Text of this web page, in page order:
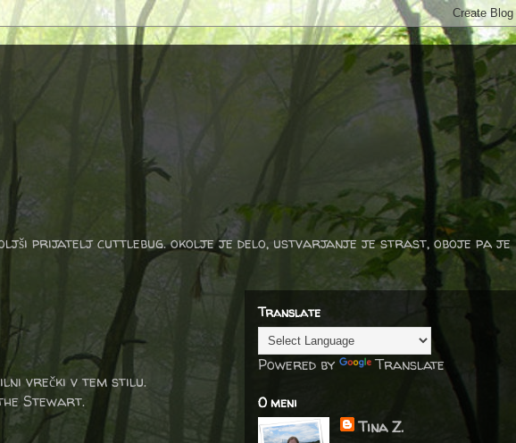
prijatelj cuttlebug. okolje je delo, ustvarjanje je strast, oboje pa je
vrečki v tem stilu.
Stewart.
Translate
Powered by Translate
O meni
Tina Z.